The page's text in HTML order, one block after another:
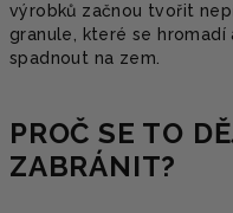
výrobků začnou tvořit
granule, které se
spadnout na zem.
PROČ SE TO
ZABRÁNIT?